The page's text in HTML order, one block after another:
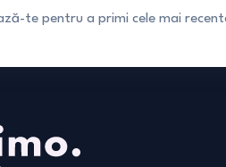
te pentru a primi cele mai